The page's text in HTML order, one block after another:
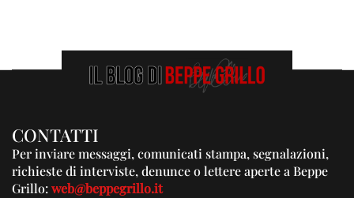
CONTATTI
Per inviare messaggi, comunicati stampa, segnalazioni,
richieste di interviste, denunce o lettere aperte a Beppe
Grillo:web@beppegrillo.it